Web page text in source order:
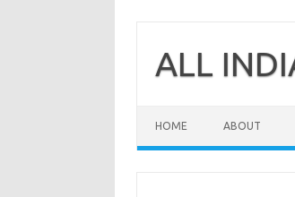
contentALL
HOME ABOUT